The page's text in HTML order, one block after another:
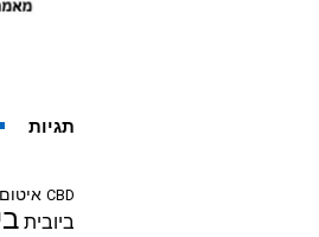
תגיות
CBD
ביובית